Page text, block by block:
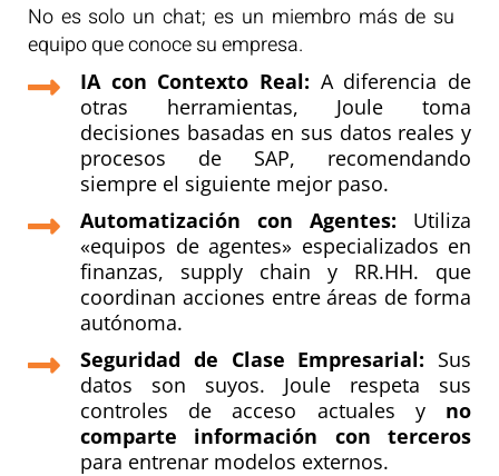
No es solo un chat; es un miembro más de su
equipo que conoce su empresa.
 IA con Contexto Real: A diferencia de
otras herramientas, Joule toma
decisiones basadas en sus datos reales y
procesos de SAP, recomendando
siempre el siguiente mejor paso.
 Automatización con Agentes: Utiliza
«equipos de agentes» especializados en
finanzas, supply chain y RR.HH. que
coordinan acciones entre áreas de forma
autónoma.
 Seguridad de Clase Empresarial: Sus
datos son suyos. Joule respeta sus
controles de acceso actuales yno
comparte información con terceros
para entrenar modelos externos.